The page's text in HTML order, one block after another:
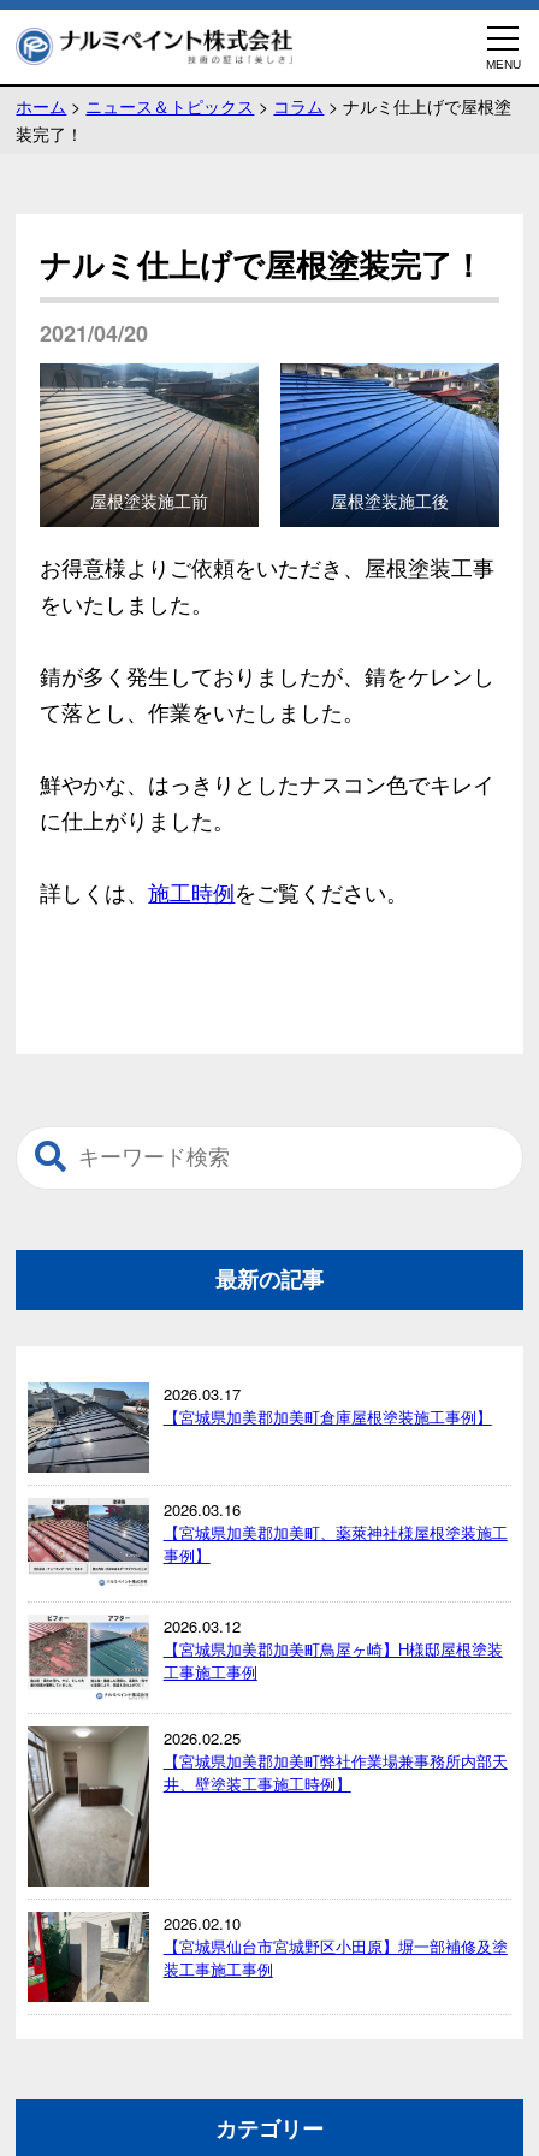
ホーム > ニュース＆トピックス > コラム >ナルミ仕上げで屋根塗
装完了！
ナルミ仕上げで屋根塗装完了！
2021/04/20
屋根塗装施工前 屋根塗装施工後
お得意様よりご依頼をいただき、屋根塗装工事
をいたしました。
錆が多く発生しておりましたが、錆をケレンし
て落とし、作業をいたしました。
鮮やかな、はっきりとしたナスコン色でキレイ
に仕上がりました。
詳しくは、施工時例をご覧ください。
最新の記事
2026.03.17
【宮城県加美郡加美町倉庫屋根塗装施工事例】
2026.03.16
【宮城県加美郡加美町、薬萊神社様屋根塗装施工
事例】
2026.03.12
【宮城県加美郡加美町鳥屋ヶ崎】H様邸屋根塗装
工事施工事例
2026.02.25
【宮城県加美郡加美町弊社作業場兼事務所内部天
井、壁塗装工事施工時例】
2026.02.10
【宮城県仙台市宮城野区小田原】塀一部補修及塗
装工事施工事例
カテゴリー